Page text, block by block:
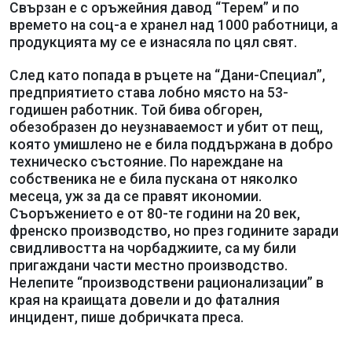
Свързан е с оръжейния давод “Терем” и по
времето на соц-а е хранел над 1000 работници, а
продукцията му се е изнасяла по цял свят.
След като попада в ръцете на “Дани-Специал”,
предприятието става лобно място на 53-
годишен работник. Той бива обгорен,
обезобразен до неузнаваемост и убит от пещ,
която умишлено не е била поддържана в добро
техническо състояние. По нареждане на
собственика не е била пускана от няколко
месеца, уж за да се правят икономии.
Съоръжението е от 80-те години на 20 век,
френско производство, но през годините заради
свидливостта на чорбаджиите, са му били
пригаждани части местно производство.
Нелепите “производствени рационализации” в
края на краищата довели и до фаталния
инцидент, пише добричката преса.